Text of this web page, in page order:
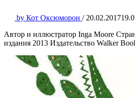
by Кот Оксюморон / 20.02.2017
Автор и иллюстратор Inga Moore
издания 2013 Издательство Walker